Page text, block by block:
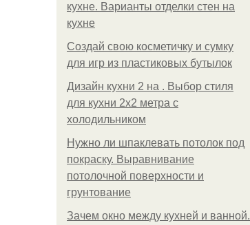
кухне. Варианты отделки стен на
кухне
Создай свою косметичку и сумку
для игр из пластиковых бутылок
Дизайн кухни 2 на . Выбор стиля
для кухни 2х2 метра с
холодильником
Нужно ли шпаклевать потолок под
покраску. Выравнивание
потолочной поверхности и
грунтование
Зачем окно между кухней и ванной.